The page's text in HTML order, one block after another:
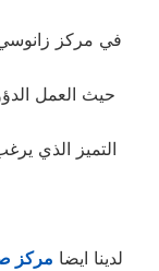
في مركز
لدينا ايضا مركز